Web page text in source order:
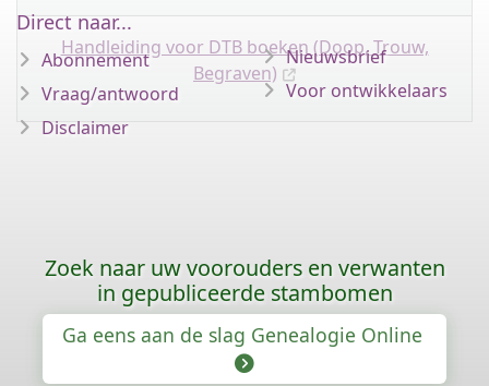
Handleiding voor DTB boeken (Doop, Trouw,
Begraven)
Direct naar...
Abonnement
Vraag/antwoord
Disclaimer
Nieuwsbrief
Voor ontwikkelaars
Zoek naar uw voorouders en verwanten
in gepubliceerde stambomen
Ga eens aan de slag Genealogie Online